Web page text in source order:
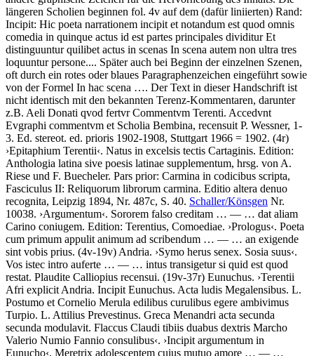
längeren Scholien beginnen fol. 4v auf dem (dafür liniierten) Rand:
Incipit: Hic poeta narrationem incipit et notandum est quod omnis
comedia in quinque actus id est partes principales dividitur Et
distinguuntur quilibet actus in scenas In scena autem non ultra tres
loquuntur persone.... Später auch bei Beginn der einzelnen Szenen,
oft durch ein rotes oder blaues Paragraphenzeichen eingeführt sowie
von der Formel In hac scena …. Der Text in dieser Handschrift ist
nicht identisch mit den bekannten Terenz-Kommentaren, darunter
z.B. Aeli Donati qvod fertvr Commentvm Terenti. Accedvnt
Evgraphi commentvm et Scholia Bembina, recensuit P. Wessner, 1-
3. Ed. stereot. ed. prioris 1902-1908, Stuttgart 1966 = 1902. (4r)
›Epitaphium Terentii‹. Natus in excelsis tectis Cartaginis. Edition:
Anthologia latina sive poesis latinae supplementum, hrsg. von A.
Riese und F. Buecheler. Pars prior: Carmina in codicibus scripta,
Fasciculus II: Reliquorum librorum carmina. Editio altera denuo
recognita, Leipzig 1894, Nr. 487c, S. 40. Schaller/Könsgen Nr.
10038. ›Argumentum‹. Sororem falso creditam … — … dat aliam
Carino coniugem. Edition: Terentius, Comoediae. ›Prologus‹. Poeta
cum primum appulit animum ad scribendum … — … an exigende
sint vobis prius. (4v-19v) Andria. ›Symo herus senex. Sosia suus‹.
Vos istec intro auferte … — … intus transigetur si quid est quod
restat. Plaudite Calliopius recensui. (19v-37r) Eunuchus. ›Terentii
Afri explicit Andria. Incipit Eunuchus. Acta ludis Megalensibus. L.
Postumo et Cornelio Merula edilibus curulibus egere ambivimus
Turpio. L. Attilius Prevestinus. Greca Menandri acta secunda
secunda modulavit. Flaccus Claudi tibiis duabus dextris Marcho
Valerio Numio Fannio consulibus‹. ›Incipit argumentum in
Eunucho‹. Meretrix adolescentem cuius mutuo amore … — …